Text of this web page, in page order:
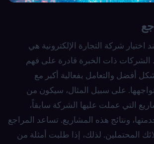
اختيار شركة التجارة الإلكترونية هي
الشركات ذات الخبرة قادرة على فهم
أفضل والتعامل بفعالية أكبر مع
على سبيل المثال، سيكون من
التي عملت عليها الشركة سابقاً،
ونتائج هذه المشاريع. تساعد المراجع
المحتملين. لذلك، إذا طلبت أمثلة من